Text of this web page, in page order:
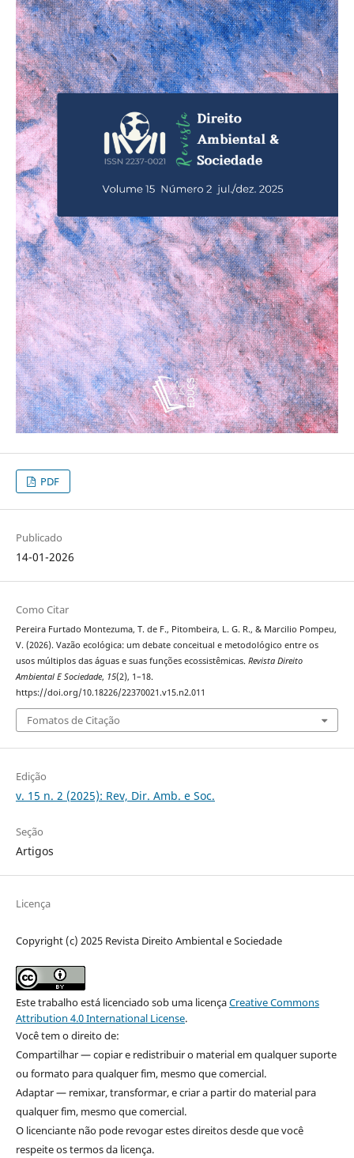
PDF
Publicado
14-01-2026
Como Citar
Pereira Furtado Montezuma, T. de F., Pitombeira, L. G. R., & Marcilio Pompeu,
V. (2026). Vazão ecológica: um debate conceitual e metodológico entre os
usos múltiplos das águas e suas funções ecossistêmicas. Revista Direito
Ambiental E Sociedade, 15(2), 1–18.
https://doi.org/10.18226/22370021.v15.n2.011
Fomatos de Citação
Edição
v. 15 n. 2 (2025): Rev, Dir. Amb. e Soc.
Seção
Artigos
Licença
Copyright (c) 2025 Revista Direito Ambiental e Sociedade
Este trabalho está licenciado sob uma licençaCreative Commons
Attribution 4.0 International License.
Você tem o direito de:
Compartilhar — copiar e redistribuir o material em qualquer suporte
ou formato para qualquer fim, mesmo que comercial.
Adaptar — remixar, transformar, e criar a partir do material para
qualquer fim, mesmo que comercial.
O licenciante não pode revogar estes direitos desde que você
respeite os termos da licença.